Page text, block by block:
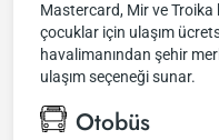
Mastercard, Mir ve Troika
çocuklar için ulaşım
havalimanından şehir
ulaşım seçeneği sunar.
Otobüs